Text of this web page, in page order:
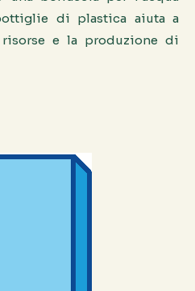
di plastica aiuta a
e la produzione di